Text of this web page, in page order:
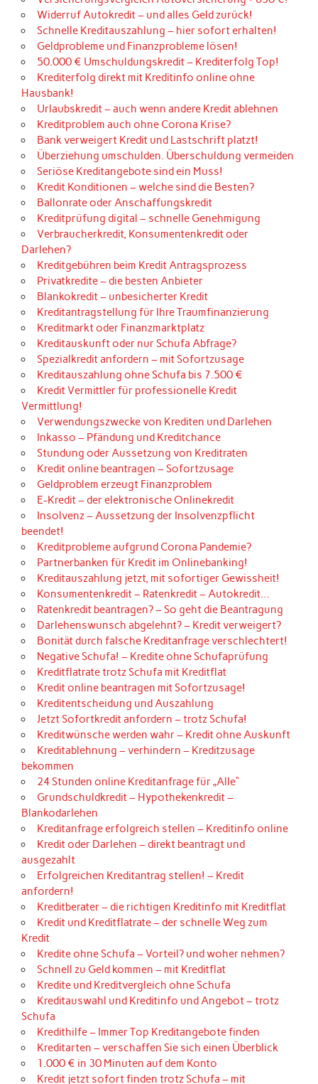
Widerruf Autokredit – und alles Geld zurück!
Schnelle Kreditauszahlung – hier sofort erhalten!
Geldprobleme und Finanzprobleme lösen!
50.000 € Umschuldungskredit – Krediterfolg Top!
Krediterfolg direkt mit Kreditinfo online ohne
Hausbank!
Urlaubskredit – auch wenn andere Kredit ablehnen
Kreditproblem auch ohne Corona Krise?
Bank verweigert Kredit und Lastschrift platzt!
Überziehung umschulden. Überschuldung vermeiden
Seriöse Kreditangebote sind ein Muss!
Kredit Konditionen – welche sind die Besten?
Ballonrate oder Anschaffungskredit
Kreditprüfung digital – schnelle Genehmigung
Verbraucherkredit, Konsumentenkredit oder
Darlehen?
Kreditgebühren beim Kredit Antragsprozess
Privatkredite – die besten Anbieter
Blankokredit – unbesicherter Kredit
Kreditantragstellung für Ihre Traumfinanzierung
Kreditmarkt oder Finanzmarktplatz
Kreditauskunft oder nur Schufa Abfrage?
Spezialkredit anfordern – mit Sofortzusage
Kreditauszahlung ohne Schufa bis 7.500 €
Kredit Vermittler für professionelle Kredit
Vermittlung!
Verwendungszwecke von Krediten und Darlehen
Inkasso – Pfändung und Kreditchance
Stundung oder Aussetzung von Kreditraten
Kredit online beantragen – Sofortzusage
Geldproblem erzeugt Finanzproblem
E-Kredit – der elektronische Onlinekredit
Insolvenz – Aussetzung der Insolvenzpflicht
beendet!
Kreditprobleme aufgrund Corona Pandemie?
Partnerbanken für Kredit im Onlinebanking!
Kreditauszahlung jetzt, mit sofortiger Gewissheit!
Konsumentenkredit – Ratenkredit – Autokredit…
Ratenkredit beantragen? – So geht die Beantragung
Darlehenswunsch abgelehnt? – Kredit verweigert?
Bonität durch falsche Kreditanfrage verschlechtert!
Negative Schufa! – Kredite ohne Schufaprüfung
Kreditflatrate trotz Schufa mit Kreditflat
Kredit online beantragen mit Sofortzusage!
Kreditentscheidung und Auszahlung
Jetzt Sofortkredit anfordern – trotz Schufa!
Kreditwünsche werden wahr – Kredit ohne Auskunft
Kreditablehnung – verhindern – Kreditzusage
bekommen
24 Stunden online Kreditanfrage für „Alle“
Grundschuldkredit – Hypothekenkredit –
Blankodarlehen
Kreditanfrage erfolgreich stellen – Kreditinfo online
Kredit oder Darlehen – direkt beantragt und
ausgezahlt
Erfolgreichen Kreditantrag stellen! – Kredit
anfordern!
Kreditberater – die richtigen Kreditinfo mit Kreditflat
Kredit und Kreditflatrate – der schnelle Weg zum
Kredit
Kredite ohne Schufa – Vorteil? und woher nehmen?
Schnell zu Geld kommen – mit Kreditflat
Kredite und Kreditvergleich ohne Schufa
Kreditauswahl und Kreditinfo und Angebot – trotz
Schufa
Kredithilfe – Immer Top Kreditangebote finden
Kreditarten – verschaffen Sie sich einen Überblick
1.000 € in 30 Minuten auf dem Konto
Kredit jetzt sofort finden trotz Schufa – mit